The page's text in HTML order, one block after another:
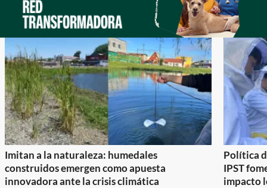
Imitan a la naturaleza: humedales
construidos emergen como apuesta
innovadora ante la crisis climática
Política
IPST
impacto